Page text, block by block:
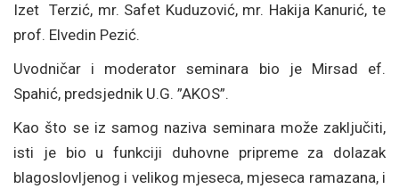
Izet Terzić, mr. Safet Kuduzović, mr. Hakija Kanurić, te
prof. Elvedin Pezić.
Uvodničar i moderator seminara bio je Mirsad ef.
Spahić, predsjednik U.G. ”AKOS”.
Kao što se iz samog naziva seminara može zaključiti,
isti je bio u funkciji duhovne pripreme za dolazak
blagoslovljenog i velikog mjeseca, mjeseca ramazana, i